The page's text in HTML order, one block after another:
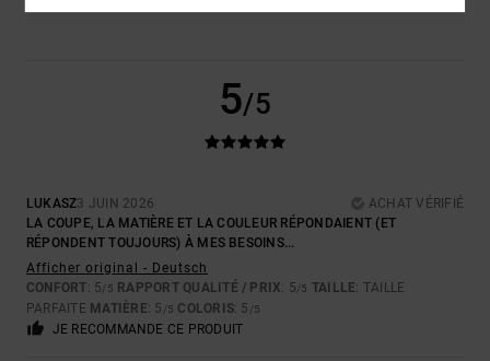
5/5
LUKASZ3 JUIN 2026
ACHAT VÉRIFIÉ
LA COUPE, LA MATIÈRE ET LA COULEUR RÉPONDAIENT (ET
RÉPONDENT TOUJOURS) À MES BESOINS...
Afficher original - Deutsch
CONFORT: 5/5 RAPPORT QUALITÉ / PRIX: 5/5 TAILLE: TAILLE
PARFAITE MATIÈRE: 5 /5 COLORIS: 5 /5
JE RECOMMANDE CE PRODUIT